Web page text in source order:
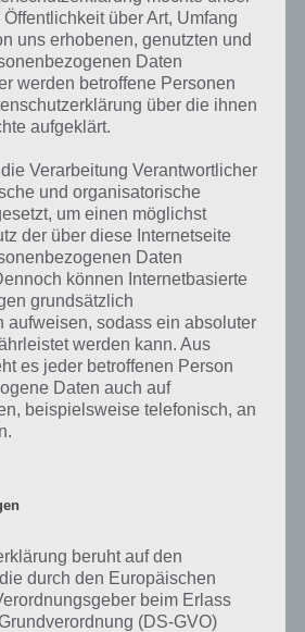
und Rätsel im gleichen
wie “Um dies zu benutzen, braucht man
wird oft vom Rettungsschwimmer
beim Zahnarzt “. Klicke einfach auf den
Lösung zu gelangen.
aktuell sein sollte oder ein Wort in der
so teile uns die korrekten Lösungen
mit. Nur so können wir stets die
zahlreichen Fragen in der App geben.
94%
musst du auf Basis eines Bildes oder
herausfinden, die von anderen Spielern
Namen hat. Entsprechend ist 94
heruntergeladen und gehört mit zu den
in diesem Genre im Google Play Store
über Art, Umfang
uns erhobenen, genutzten und
Daten
werden betroffene Personen
über die ihnen
aufgeklärt.
Verarbeitung Verantwortlicher
und organisatorische
um einen möglichst
der über diese Internetseite
Daten
können Internetbasierte
grundsätzlich
aufweisen, sodass ein absoluter
werden kann. Aus
es jeder betroffenen Person
Daten auch auf
beispielsweise telefonisch, an
beruht auf den
durch den Europäischen
beim Erlass
(DS-GVO)